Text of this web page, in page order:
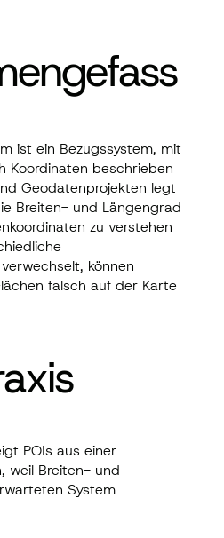
ist ein Bezugssystem, mit
Koordinaten beschrieben
Geodatenprojekten legt
Breiten- und Längengrad
zu verstehen
können
falsch auf der Karte
POIs aus einer Tabelle
und Längengrad im
vorliegen.
POIs aus einer
weil Breiten- und
System